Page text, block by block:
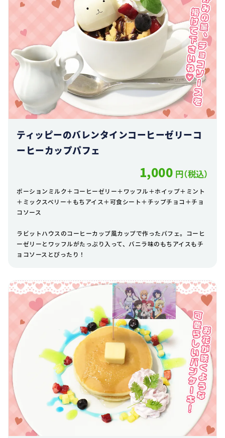
ティッピーのバレンタインコーヒーゼリーコ
ーヒーカップパフェ
1,000 円（税込）
ポーションミルク＋コーヒーゼリー＋ワッフル＋ホイップ＋ミント
＋ミックスベリー＋もちアイス＋可食シート＋チップチョコ＋チョ
コソース
ラビットハウスのコーヒーカップ風カップで作ったパフェ。コーヒ
ーゼリーとワッフルがたっぷり入って、バニラ味のもちアイスもチ
ョコソースとぴったり！